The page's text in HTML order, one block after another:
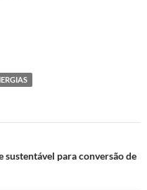
sustentável para conversão de